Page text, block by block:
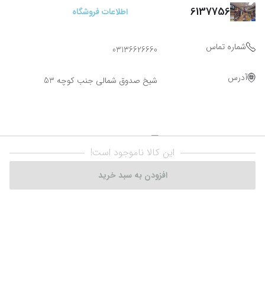
این کالا ناموجود است!
افزودن به سبد خرید
6137756 اطلاعات فروشگاه
شماره تماس 03136626660
آدرس شیخ صدوق شمالی جنب کوچه 53